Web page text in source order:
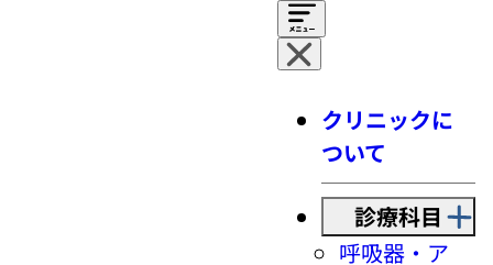
クリニックに
ついて
診療科目
呼吸器・ア